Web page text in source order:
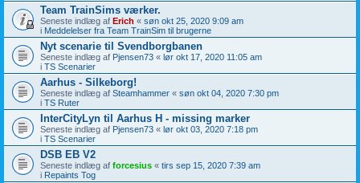
Team TrainSims værker.
Seneste indlæg af Erich « søn okt 25, 2020 9:09 am
i Meddelelser fra Team TrainSim til brugerne
Nyt scenarie til Svendborgbanen
Seneste indlæg af Pjensen73 « lør okt 17, 2020 11:05 am
i TS Scenarier
Aarhus - Silkeborg!
Seneste indlæg af Steamhammer « søn okt 04, 2020 7:30 pm
i TS Ruter
InterCityLyn til Aarhus H - missing marker
Seneste indlæg af Pjensen73 « lør okt 03, 2020 7:18 pm
i TS Scenarier
DSB EB V2
Seneste indlæg af forcesius « tirs sep 15, 2020 7:39 am
i Repaints Tog